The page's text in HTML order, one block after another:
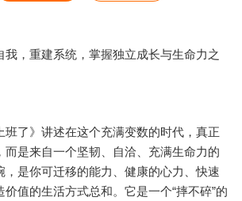
我，重建系统，掌握独立成长与生命力之
班了》讲述在这个充满变数的时代，真正
而是来自一个坚韧、自洽、充满生命力的
，是你可迁移的能力、健康的心力、快速
值的生活方式总和。它是一个“摔不碎”的